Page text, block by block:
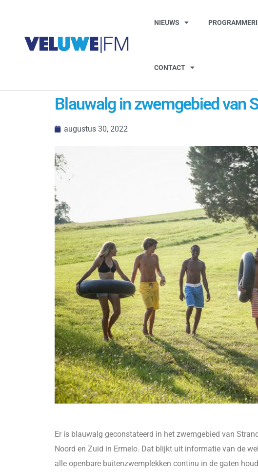
NIEUWS
CONTACT
Blauwalg in zwemgebied van
augustus 30, 2022
Er is blauwalg geconstateerd in het zwemgebied van
Noord en Zuid in Ermelo. Dat blijkt uit informatie van de
alle openbare buitenzwemplekken continu in de gaten